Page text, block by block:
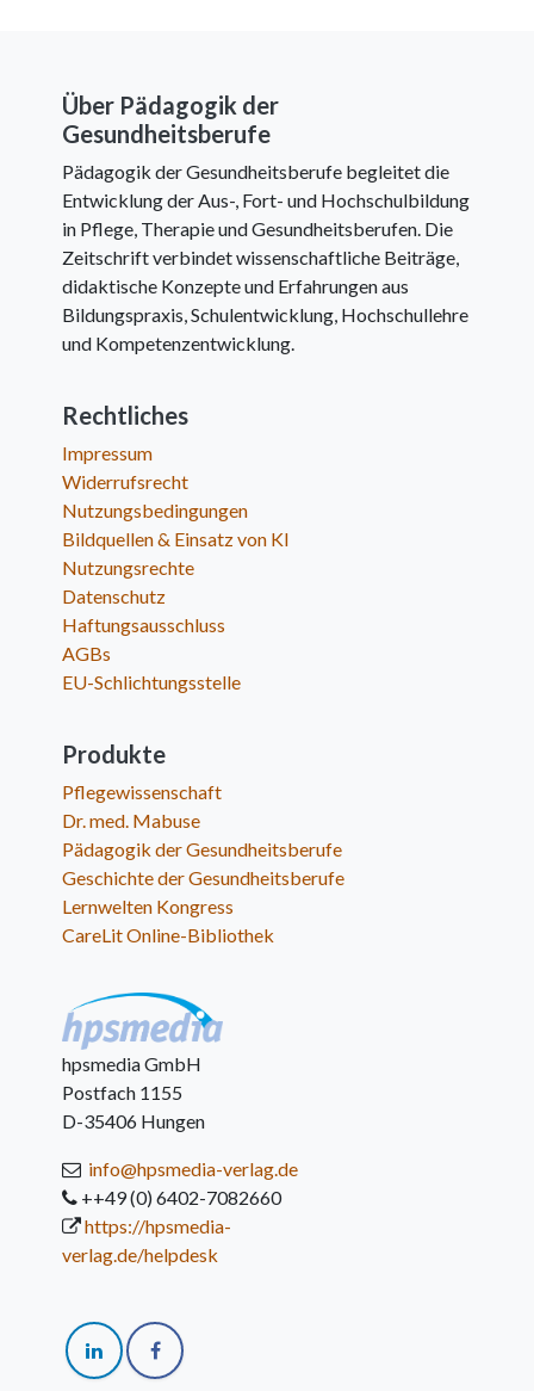
Über Pädagogik der
Gesundheitsberufe
Pädagogik der Gesundheitsberufe begleitet die
Entwicklung der Aus-, Fort- und Hochschulbildung
in Pflege, Therapie und Gesundheitsberufen. Die
Zeitschrift verbindet wissenschaftliche Beiträge,
didaktische Konzepte und Erfahrungen aus
Bildungspraxis, Schulentwicklung, Hochschullehre
und Kompetenzentwicklung.
Rechtliches
Impressum
Widerrufsrecht
Nutzungsbedingungen
Bildquellen & Einsatz von KI
Nutzungsrechte
Datenschutz
Haftungsausschluss
AGBs
EU-Schlichtungsstelle
Produkte
Pflegewissenschaft
Dr. med. Mabuse
Pädagogik der Gesundheitsberufe
Geschichte der Gesundheitsberufe
Lernwelten Kongress
CareLit Online-Bibliothek
hpsmedia GmbH
Postfach 1155
D-35406 Hungen
info@hpsmedia-verlag.de
++49 (0) 6402-7082660
https://hpsmedia-
verlag.de/helpdesk